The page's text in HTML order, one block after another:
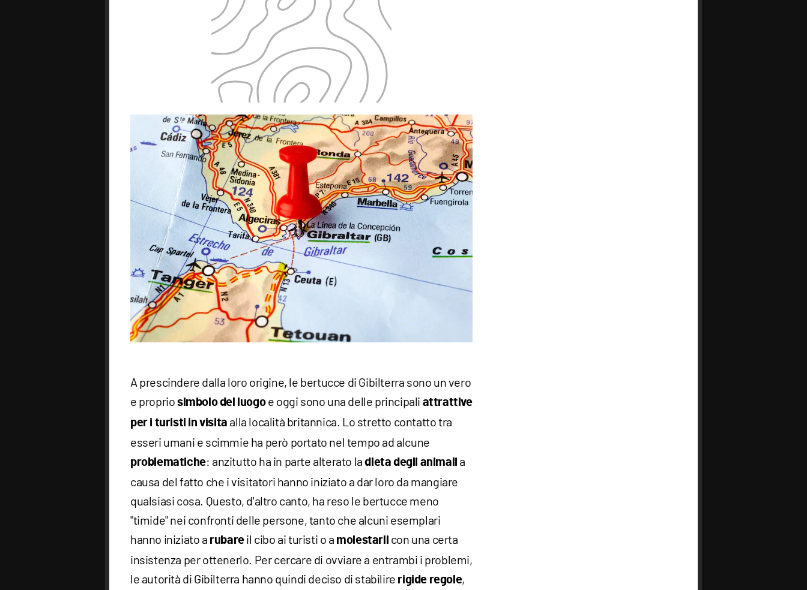
A prescindere dalla loro origine, le bertucce di Gibilterra sono un vero
e proprio simbolo del luogo e oggi sono una delle principali attrattive
per i turisti in visita alla località britannica. Lo stretto contatto tra
esseri umani e scimmie ha però portato nel tempo ad alcune
problematiche: anzitutto ha in parte alterato ladieta degli animali a
causa del fatto che i visitatori hanno iniziato a dar loro da mangiare
qualsiasi cosa. Questo, d'altro canto, ha reso le bertucce meno
"timide" nei confronti delle persone, tanto che alcuni esemplari
hanno iniziato a rubareil cibo ai turisti o a molestarli con una certa
insistenza per ottenerlo. Per cercare di ovviare a entrambi i problemi,
le autorità di Gibilterra hanno quindi deciso di stabilire rigide regole,